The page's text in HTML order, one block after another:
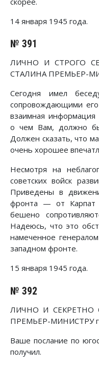
14 января 1945 года.
№ 391
ЛИЧНО И СТРОГО
СТАЛИНА ПРЕМЬЕР-
Сегодня имел
сопровождающими
взаимная информация
о чем Вам, должно
Должен сказать, что
очень хорошее
Несмотря на
советских войск
Приведены в
фронта — от Карпат
бешено
Надеюсь, что это
намеченное
западном фронте.
15 января 1945 года.
№ 392
ЛИЧНО И СЕКРЕТНО
ПРЕМЬЕР-МИНИСТРУ
Ваше послание по
получил.